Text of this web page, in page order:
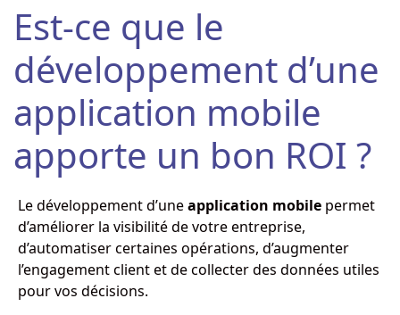
Est-ce que le
développement d’une
application mobile
apporte un bon ROI ?
Le développement d’uneapplication mobile permet
d’améliorer la visibilité de votre entreprise,
d’automatiser certaines opérations, d’augmenter
l’engagement client et de collecter des données utiles
pour vos décisions.